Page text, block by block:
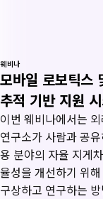
웨비나
모바일 로보틱스
추적 기반 지원
이번 웨비나에서는
연구소가 사람과 공
용 분야의 자율 지게
율성을 개선하기 위
구상하고 연구하는